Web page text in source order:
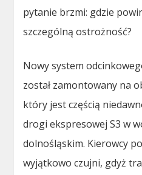
pytanie brzmi: gdzie
szczególną ostrożność?
Nowy system
został zamontowany na
który jest częścią
drogi ekspresowej S3 w
dolnośląskim. Kierowcy
wyjątkowo czujni, gdyż